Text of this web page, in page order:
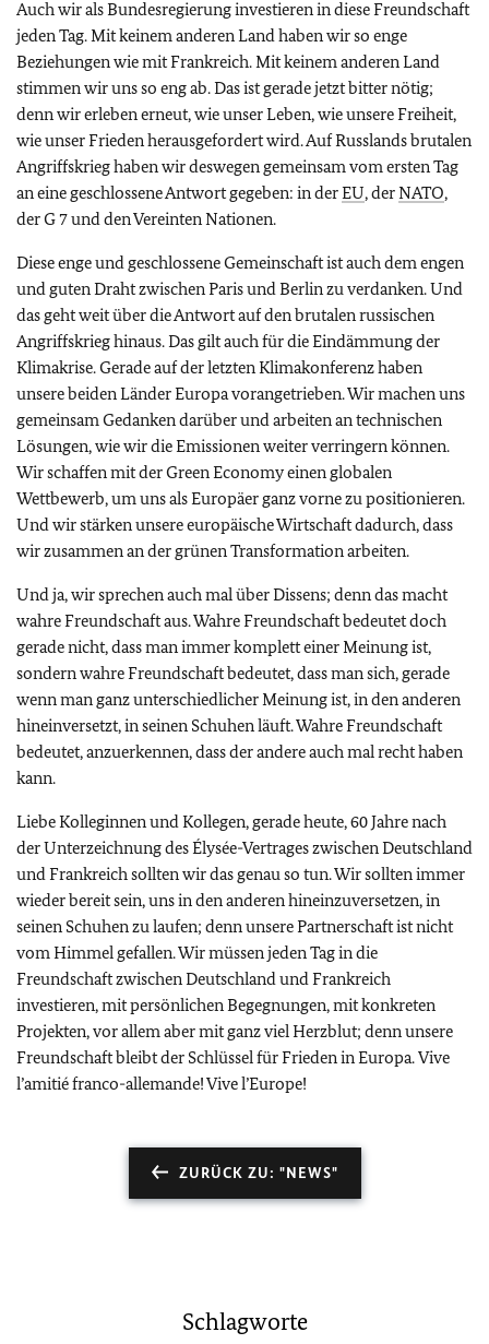
Auch wir als Bundesregierung investieren in diese Freundschaft
jeden Tag. Mit keinem anderen Land haben wir so enge
Beziehungen wie mit Frankreich. Mit keinem anderen Land
stimmen wir uns so eng ab. Das ist gerade jetzt bitter nötig;
denn wir erleben erneut, wie unser Leben, wie unsere Freiheit,
wie unser Frieden herausgefordert wird. Auf Russlands brutalen
Angriffskrieg haben wir deswegen gemeinsam vom ersten Tag
an eine geschlossene Antwort gegeben: in derEU, derNATO,
der G 7 und den Vereinten Nationen.
Diese enge und geschlossene Gemeinschaft ist auch dem engen
und guten Draht zwischen Paris und Berlin zu verdanken. Und
das geht weit über die Antwort auf den brutalen russischen
Angriffskrieg hinaus. Das gilt auch für die Eindämmung der
Klimakrise. Gerade auf der letzten Klimakonferenz haben
unsere beiden Länder Europa vorangetrieben. Wir machen uns
gemeinsam Gedanken darüber und arbeiten an technischen
Lösungen, wie wir die Emissionen weiter verringern können.
Wir schaffen mit der Green Economy einen globalen
Wettbewerb, um uns als Europäer ganz vorne zu positionieren.
Und wir stärken unsere europäische Wirtschaft dadurch, dass
wir zusammen an der grünen Transformation arbeiten.
Und ja, wir sprechen auch mal über Dissens; denn das macht
wahre Freundschaft aus. Wahre Freundschaft bedeutet doch
gerade nicht, dass man immer komplett einer Meinung ist,
sondern wahre Freundschaft bedeutet, dass man sich, gerade
wenn man ganz unterschiedlicher Meinung ist, in den anderen
hineinversetzt, in seinen Schuhen läuft. Wahre Freundschaft
bedeutet, anzuerkennen, dass der andere auch mal recht haben
kann.
Liebe Kolleginnen und Kollegen, gerade heute, 60 Jahre nach
der Unterzeichnung des Élysée-Vertrages zwischen Deutschland
und Frankreich sollten wir das genau so tun. Wir sollten immer
wieder bereit sein, uns in den anderen hineinzuversetzen, in
seinen Schuhen zu laufen; denn unsere Partnerschaft ist nicht
vom Himmel gefallen. Wir müssen jeden Tag in die
Freundschaft zwischen Deutschland und Frankreich
investieren, mit persönlichen Begegnungen, mit konkreten
Projekten, vor allem aber mit ganz viel Herzblut; denn unsere
Freundschaft bleibt der Schlüssel für Frieden in Europa.Vive
l’amitié franco-allemande! Vive l’Europe!
ZURÜCK ZU: "NEWS"
Schlagworte